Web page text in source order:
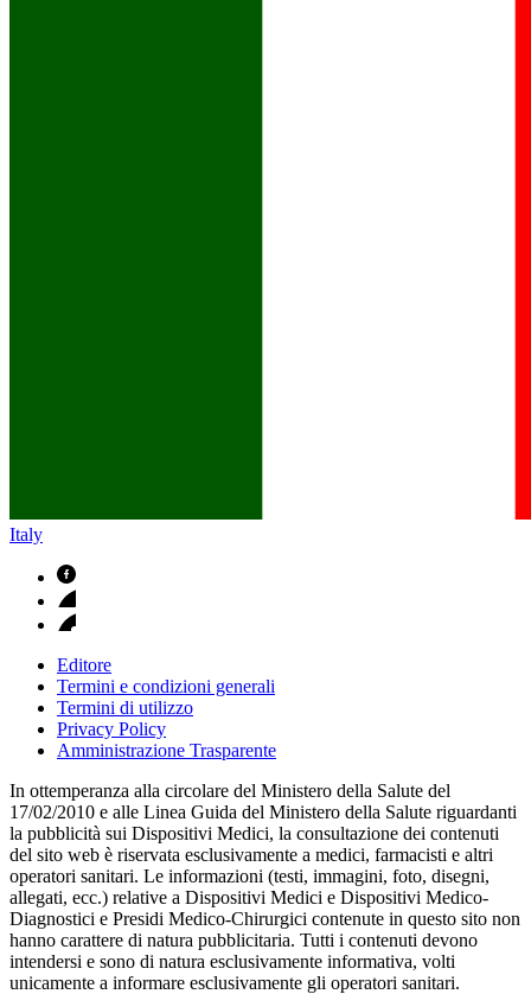
Italy
Editore
Termini e condizioni generali
Termini di utilizzo
Privacy Policy
Amministrazione Trasparente
In ottemperanza alla circolare del Ministero della Salute del
17/02/2010 e alle Linea Guida del Ministero della Salute riguardanti
la pubblicità sui Dispositivi Medici, la consultazione dei contenuti
del sito web è riservata esclusivamente a medici, farmacisti e altri
operatori sanitari. Le informazioni (testi, immagini, foto, disegni,
allegati, ecc.) relative a Dispositivi Medici e Dispositivi Medico-
Diagnostici e Presidi Medico-Chirurgici contenute in questo sito non
hanno carattere di natura pubblicitaria. Tutti i contenuti devono
intendersi e sono di natura esclusivamente informativa, volti
unicamente a informare esclusivamente gli operatori sanitari.